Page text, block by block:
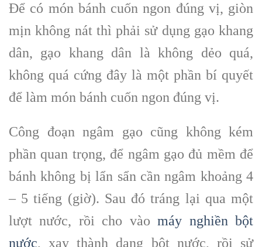
Để có món bánh cuốn ngon đúng vị, giòn
mịn không nát thì phải sử dụng gạo khang
dân, gạo khang dân là không dẻo quá,
không quá cứng đây là một phần bí quyết
để làm món bánh cuốn ngon đúng vị.
Công đoạn ngâm gạo cũng không kém
phần quan trọng, để ngâm gạo đủ mềm để
bánh không bị lẩn sẩn cần ngâm khoảng 4
– 5 tiếng (giờ). Sau đó tráng lại qua một
lượt nước, rồi cho vàomáy nghiền bột
nước, xay thành dạng bột nước, rồi sử